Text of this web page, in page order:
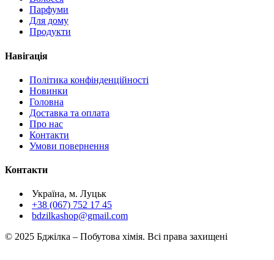
Парфуми
Для дому
Продукти
Навігація
Політика конфінденційності
Новинки
Головна
Доставка та оплата
Про нас
Контакти
Умови повернення
Контакти
Україна, м. Луцьк
+38 (067) 752 17 45
bdzilkashop@gmail.com
© 2025 Бджілка – Побутова хімія. Всі права захищені